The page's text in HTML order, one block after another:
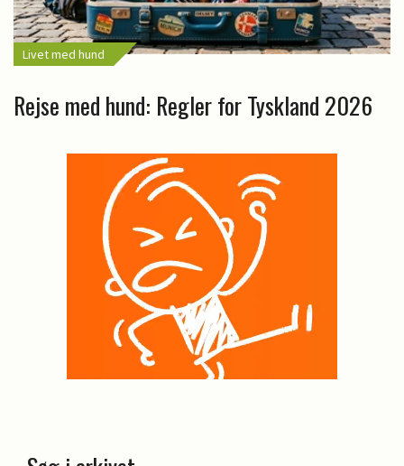
Livet med hund
Rejse med hund: Regler for Tyskland 2026